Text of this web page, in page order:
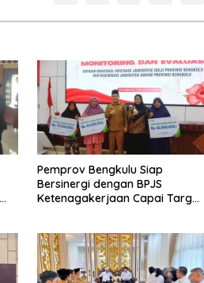
Pemprov Bengkulu Siap
Bersinergi dengan BPJS
Ketenagakerjaan Capai Target